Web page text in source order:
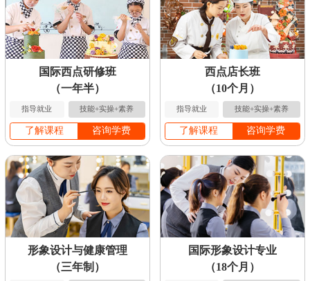
国际西点研修班
（一年半）
指导就业 技能+实操+素养
了解课程 咨询学费
西点店长班
（10个月）
指导就业 技能+实操+素养
了解课程 咨询学费
形象设计与健康管理
（三年制）
国际形象设计专业
（18个月）